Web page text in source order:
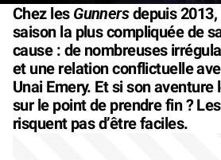
Chez les Gunnersdepuis
saison la plus compliquée de
cause : de nombreuses
et une relation conflictuelle
Unai Emery. Et si son
sur le point de prendre fin ?
risquent pas d’être faciles.